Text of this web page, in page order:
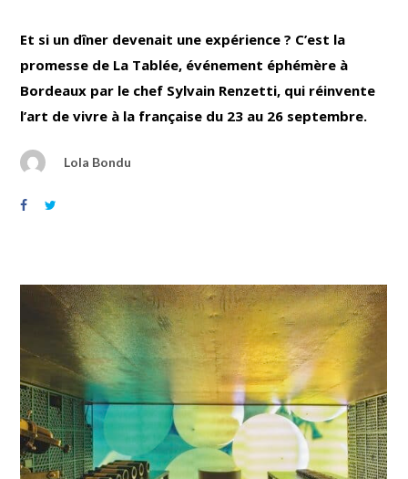
Et si un dîner devenait une expérience ? C’est la
promesse de La Tablée, événement éphémère à
Bordeaux par le chef Sylvain Renzetti, qui réinvente
l’art de vivre à la française du 23 au 26 septembre.
Lola Bondu